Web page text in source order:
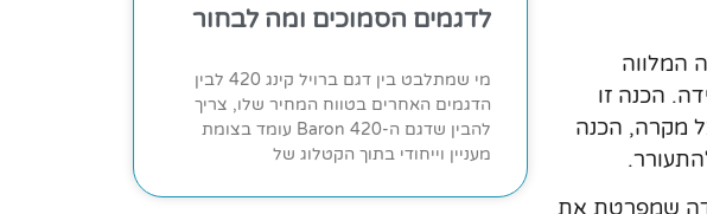
המלווה
הכנה זו
מקרה, הכנה
שמפרטת את
לדגמים הסמוכים ומה לבחור
מי שמתלבט בין דגם ברויל קינג 420 לבין
הדגמים האחרים בטווח המחיר שלו, צריך
להבין שדגם ה-Baron 420 עומד בצומת
מעניין וייחודי בתוך הקטלוג של